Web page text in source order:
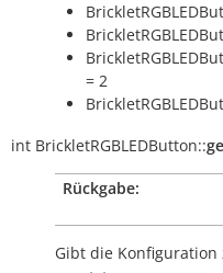
= 2
int BrickletRGBLEDButton::
Rückgabe:
Gibt die Konfiguration